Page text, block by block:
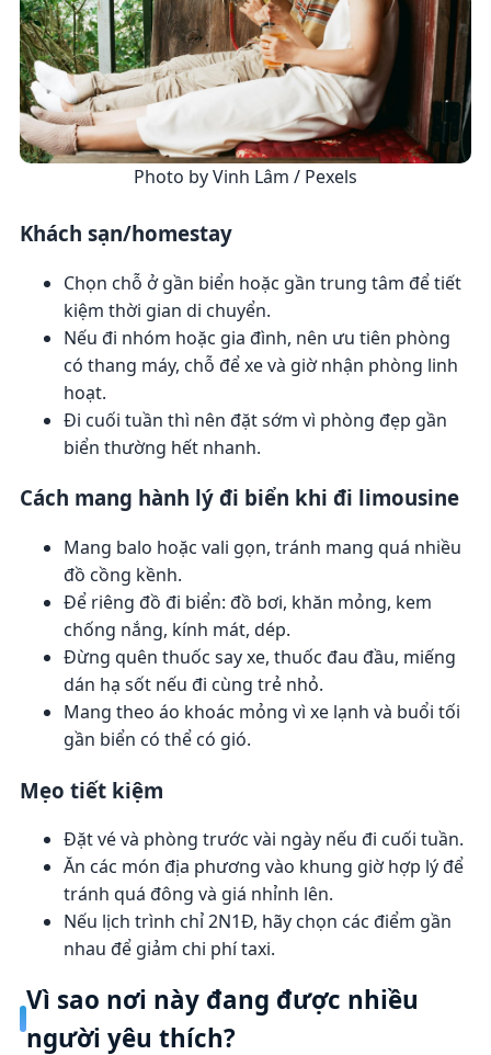
Photo by Vinh Lâm / Pexels
Khách sạn/homestay
Chọn chỗ ở gần biển hoặc gần trung tâm để tiết
kiệm thời gian di chuyển.
Nếu đi nhóm hoặc gia đình, nên ưu tiên phòng
có thang máy, chỗ để xe và giờ nhận phòng linh
hoạt.
Đi cuối tuần thì nên đặt sớm vì phòng đẹp gần
biển thường hết nhanh.
Cách mang hành lý đi biển khi đi limousine
Mang balo hoặc vali gọn, tránh mang quá nhiều
đồ cồng kềnh.
Để riêng đồ đi biển: đồ bơi, khăn mỏng, kem
chống nắng, kính mát, dép.
Đừng quên thuốc say xe, thuốc đau đầu, miếng
dán hạ sốt nếu đi cùng trẻ nhỏ.
Mang theo áo khoác mỏng vì xe lạnh và buổi tối
gần biển có thể có gió.
Mẹo tiết kiệm
Đặt vé và phòng trước vài ngày nếu đi cuối tuần.
Ăn các món địa phương vào khung giờ hợp lý để
tránh quá đông và giá nhỉnh lên.
Nếu lịch trình chỉ 2N1Đ, hãy chọn các điểm gần
nhau để giảm chi phí taxi.
Vì sao nơi này đang được nhiều
người yêu thích?